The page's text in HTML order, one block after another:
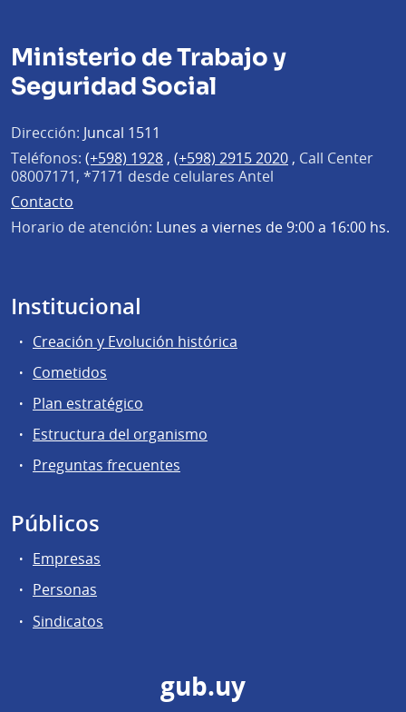
Ministerio de Trabajo y
Seguridad Social
Dirección: Juncal 1511
Teléfonos: (+598) 1928 , (+598) 2915 2020 , Call Center
08007171, *7171 desde celulares Antel
Contacto
Horario de atención: Lunes a viernes de 9:00 a 16:00 hs.
Institucional
Creación y Evolución histórica
Cometidos
Plan estratégico
Estructura del organismo
Preguntas frecuentes
Públicos
Empresas
Personas
Sindicatos
gub.uy